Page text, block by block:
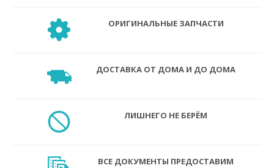
ОРИГИНАЛЬНЫЕ ЗАПЧАСТИ
ДОСТАВКА ОТ ДОМА И ДО ДОМА
ЛИШНЕГО НЕ БЕРЁМ
ВСЕ ДОКУМЕНТЫ ПРЕДОСТАВИМ